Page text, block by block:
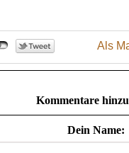
Als
Kommentare
Dein Name: